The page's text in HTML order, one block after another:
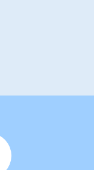
推進し、世界中の